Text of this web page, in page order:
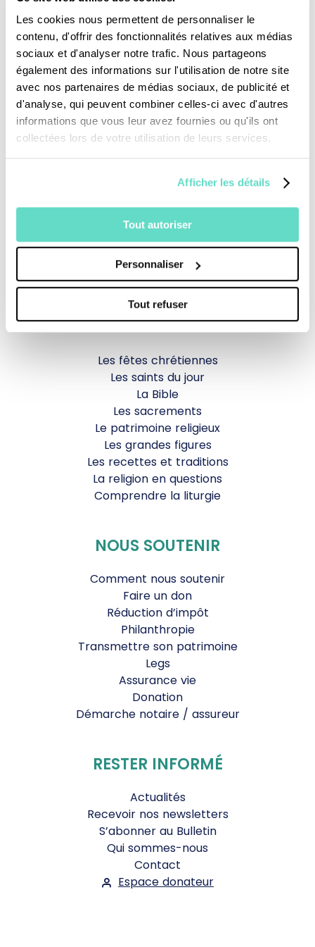
Les cookies nous permettent de personnaliser le
contenu, d'offrir des fonctionnalités relatives aux médias
sociaux et d'analyser notre trafic. Nous partageons
également des informations sur l'utilisation de notre site
avec nos partenaires de médias sociaux, de publicité et
d'analyse, qui peuvent combiner celles-ci avec d'autres
informations que vous leur avez fournies ou qu'ils ont
collectées lors de votre utilisation de leurs services.
Afficher les détails
Tout autoriser
Personnaliser
Tout refuser
Revoir la messe du 09 août 2026
TOUS NOS PROGRAMMES
La messe
Magazine Le Jour du Seigneur
Documentaires
Parole Inattendue
Générations Laudato Si’
Agenda Culturel
JDS.tv
Nos émissions
Toutes nos vidéos
VIE CHRÉTIENNE
Les fêtes chrétiennes
Les saints du jour
La Bible
Les sacrements
Le patrimoine religieux
Les grandes figures
Les recettes et traditions
La religion en questions
Comprendre la liturgie
NOUS SOUTENIR
Comment nous soutenir
Faire un don
Réduction d’impôt
Philanthropie
Transmettre son patrimoine
Legs
Assurance vie
Donation
Démarche notaire / assureur
RESTER INFORMÉ
Actualités
Recevoir nos newsletters
S’abonner au Bulletin
Qui sommes-nous
Contact
Espace donateur